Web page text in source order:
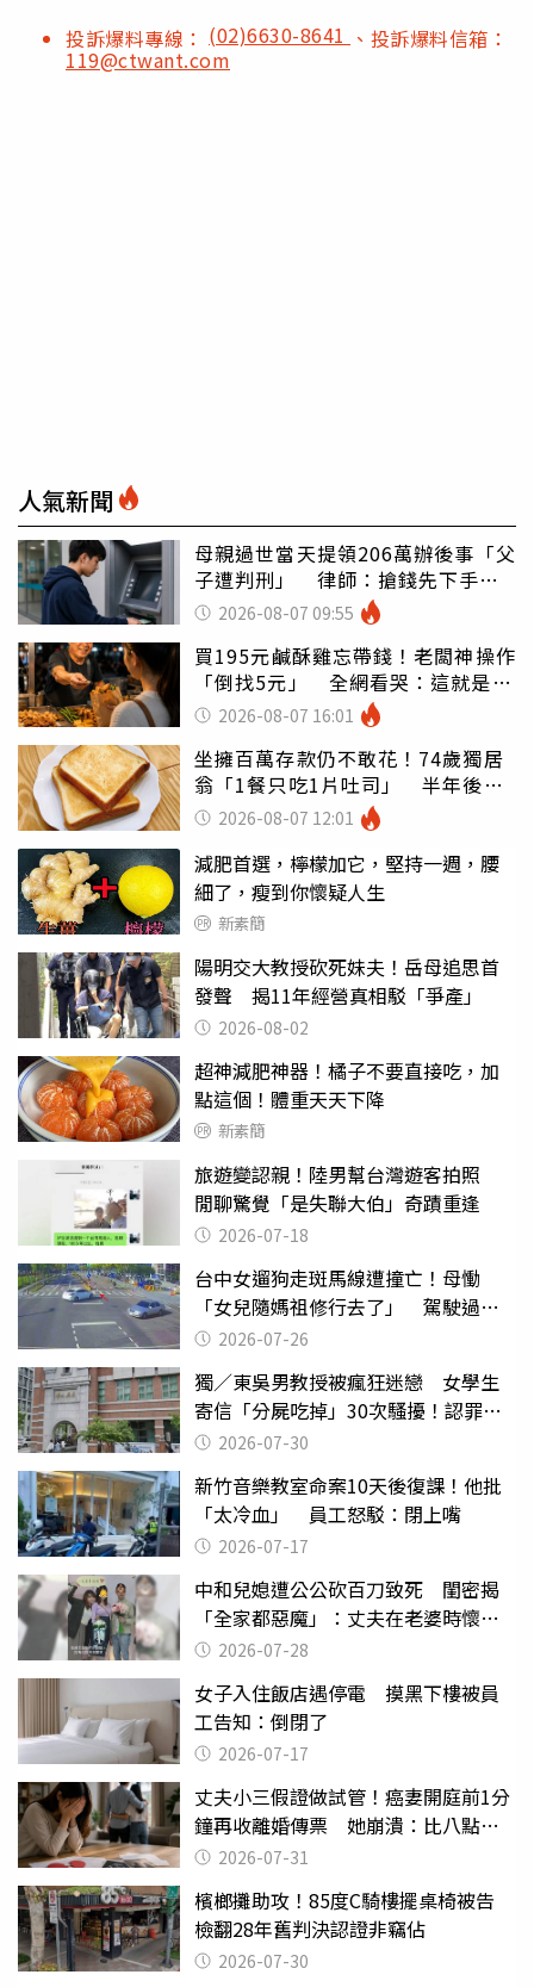
投訴爆料專線： (02)6630-8641 、投訴爆料信箱：
119@ctwant.com
人氣新聞
母親過世當天提領206萬辦後事「父
子遭判刑」 律師：搶錢先下手是
罪 2026-08-07 09:55
買195元鹹酥雞忘帶錢！老闆神操作
「倒找5元」 全網看哭：這就是台
灣 2026-08-07 16:01
坐擁百萬存款仍不敢花！74歲獨居
翁「1餐只吃1片吐司」 半年後暴
瘦嚇壞女兒
2026-08-07 12:01
減肥首選，檸檬加它，堅持一週，腰
細了，瘦到你懷疑人生
新素簡
陽明交大教授砍死妹夫！岳母追思首
發聲 揭11年經營真相駁「爭產」
2026-08-02
超神減肥神器！橘子不要直接吃，加
點這個！體重天天下降
新素簡
旅遊變認親！陸男幫台灣遊客拍照
閒聊驚覺「是失聯大伯」奇蹟重逢
2026-07-18
台中女遛狗走斑馬線遭撞亡！母慟
「女兒隨媽祖修行去了」 駕駛過失
致死判9月
2026-07-26
獨／東吳男教授被瘋狂迷戀 女學生
寄信「分屍吃掉」30次騷擾！認罪免
關 2026-07-30
新竹音樂教室命案10天後復課！他批
「太冷血」 員工怒駁：閉上嘴
2026-07-17
中和兒媳遭公公砍百刀致死 閨密揭
「全家都惡魔」：丈夫在老婆時懷孕
摔東西
2026-07-28
女子入住飯店遇停電 摸黑下樓被員
工告知：倒閉了
2026-07-17
丈夫小三假證做試管！癌妻開庭前1分
鐘再收離婚傳票 她崩潰：比八點檔
還扯2026-07-31
檳榔攤助攻！85度C騎樓擺桌椅被告
檢翻28年舊判決認證非竊佔
2026-07-30